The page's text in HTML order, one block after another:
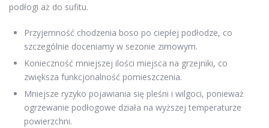
podłogi aż do sufitu.
Przyjemność chodzenia boso po ciepłej podłodze, co
szczególnie doceniamy w sezonie zimowym.
Konieczność mniejszej ilości miejsca na grzejniki, co
zwiększa funkcjonalność pomieszczenia.
Mniejsze ryzyko pojawiania się pleśni i wilgoci, ponieważ
ogrzewanie podłogowe działa na wyższej temperaturze
powierzchni.